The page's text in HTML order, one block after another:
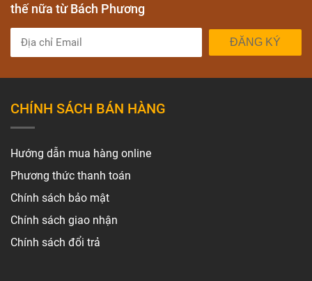
thế nữa từ Bách Phương
ĐĂNG KÝ
CHÍNH SÁCH BÁN HÀNG
Hướng dẫn mua hàng online
Phương thức thanh toán
Chính sách bảo mật
Chính sách giao nhận
Chính sách đổi trả